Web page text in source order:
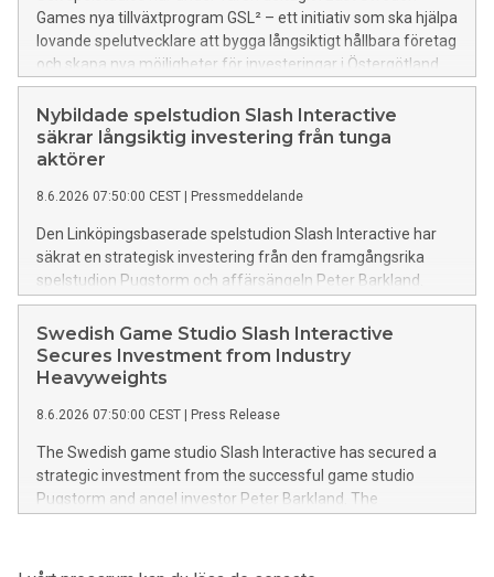
Games nya tillväxtprogram GSL² – ett initiativ som ska hjälpa
lovande spelutvecklare att bygga långsiktigt hållbara företag
och skapa nya möjligheter för investeringar i Östergötland.
Nybildade spelstudion Slash Interactive
säkrar långsiktig investering från tunga
aktörer
8.6.2026 07:50:00 CEST | Pressmeddelande
Den Linköpingsbaserade spelstudion Slash Interactive har
säkrat en strategisk investering från den framgångsrika
spelstudion Pugstorm och affärsängeln Peter Barkland.
Investeringen ska användas för utveckling av studions
debutspel Botinator med ambitionen att bli världsledande
inom fysikdrivna spel.
Swedish Game Studio Slash Interactive
Secures Investment from Industry
Heavyweights
8.6.2026 07:50:00 CEST | Press Release
The Swedish game studio Slash Interactive has secured a
strategic investment from the successful game studio
Pugstorm and angel investor Peter Barkland. The
driven games.